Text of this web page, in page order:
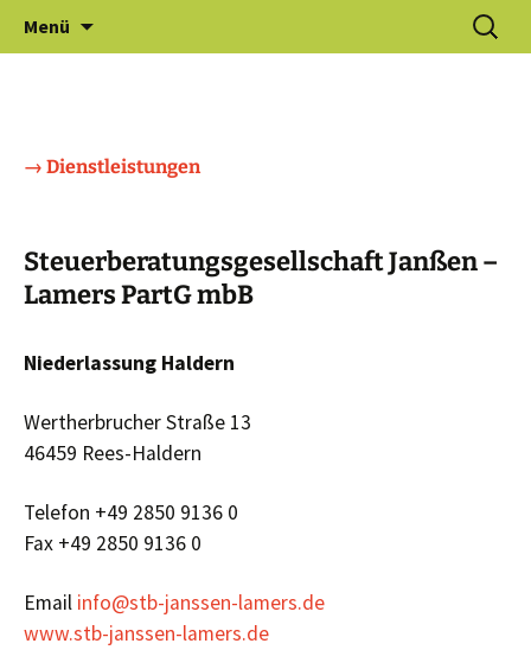
Gewerbeverein Haldern e.V.
Menü
Suchen
nach:
→ Dienstleistungen
Steuerberatungs­gesellschaft Janßen –
Lamers PartG mbB
Niederlassung Haldern
Wertherbrucher Straße 13
46459 Rees-Haldern
Telefon +49 2850 9136 0
Fax +49 2850 9136 0
Email info@stb-janssen-lamers.de
www.stb-janssen-lamers.de